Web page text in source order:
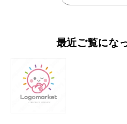
最近ご覧にな